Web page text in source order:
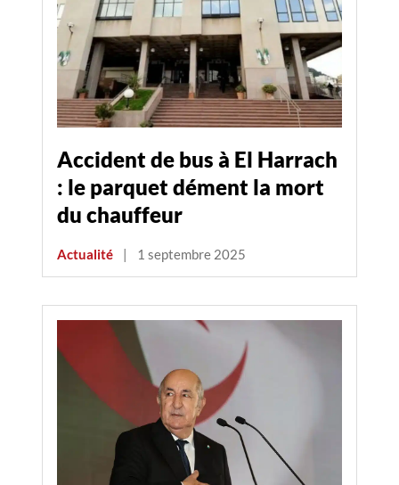
Accident de bus à El Harrach
: le parquet dément la mort
du chauffeur
Actualité | 1 septembre 2025